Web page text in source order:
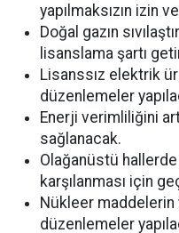
yapılmaksızın izin
Doğal gazın
lisanslama şartı
Lisanssız elektrik
düzenlemeler
Enerji verimliliğini
sağlanacak.
Olağanüstü
karşılanması için
Nükleer maddelerin
düzenlemeler